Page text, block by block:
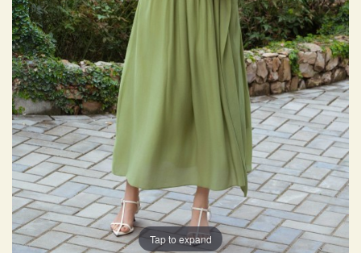
Tap to expand